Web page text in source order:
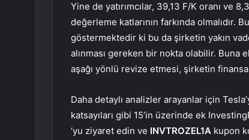
Yine de yatırımcılar, 39,13 F/K oranı ve
değerleme katlarının farkında olmalıdır.
göstermektedir ki bu da şirketin yakın
alınması gereken bir nokta olabilir. Buna
aşağı yönlü revize etmesi, şirketin
Daha detaylı analizler arayanlar için
katsayıları gibi 15’in üzerinde ek
‘yu ziyaret edin ve INVTROZEL1A kupon